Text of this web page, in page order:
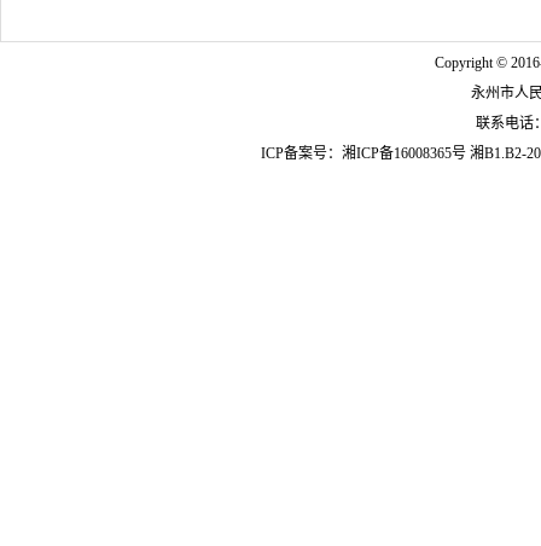
Copyright ©
永州市人
联系电话
ICP备案号： 湘ICP备16008365号 湘B1.B2-